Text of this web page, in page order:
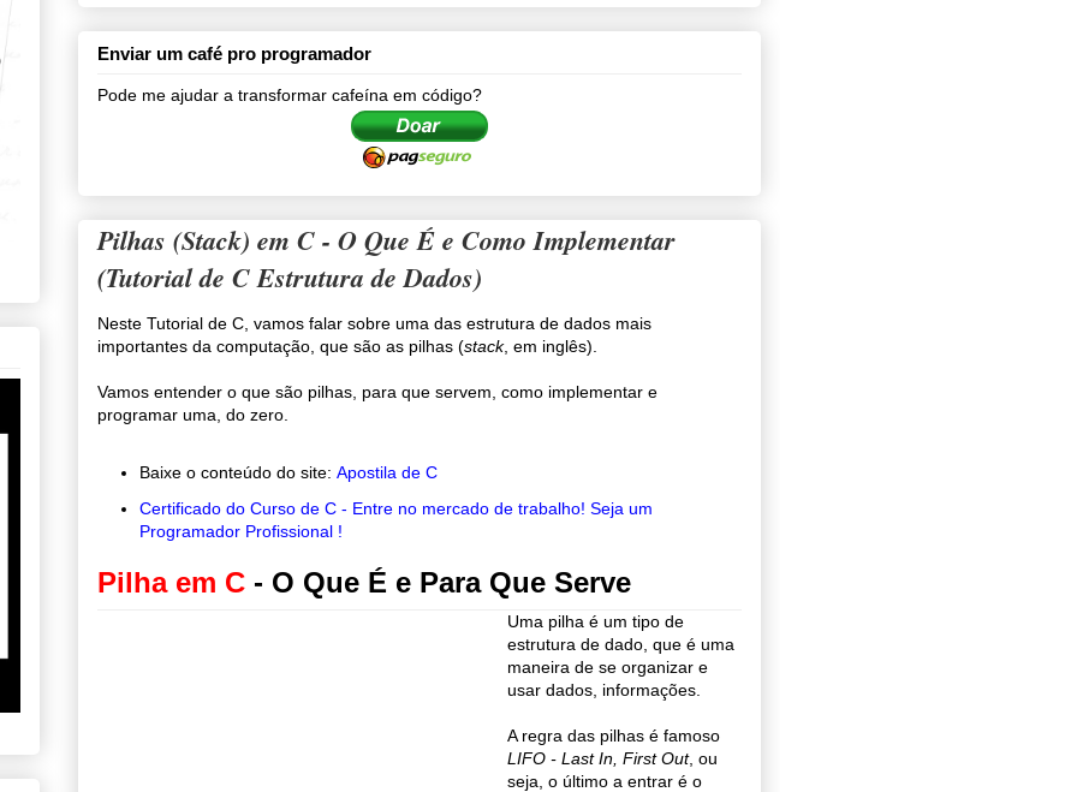
Enviar um café pro programador
Pode me ajudar a transformar cafeína em código?
Pilhas (Stack) em C - O Que É e Como Implementar
(Tutorial de C Estrutura de Dados)
Neste Tutorial de C, vamos falar sobre uma das estrutura de dados mais
importantes da computação, que são as pilhas (stack, em inglês).
Vamos entender o que são pilhas, para que servem, como implementar e
programar uma, do zero.
Baixe o conteúdo do site: Apostila de C
Certificado do Curso de C - Entre no mercado de trabalho! Seja um
Programador Profissional !
Pilha em C - O Que É e Para Que Serve
Uma pilha é um tipo de
estrutura de dado, que é uma
maneira de se organizar e
usar dados, informações.
A regra das pilhas é famoso
LIFO - Last In, First Out, ou
seja, o último a entrar é o